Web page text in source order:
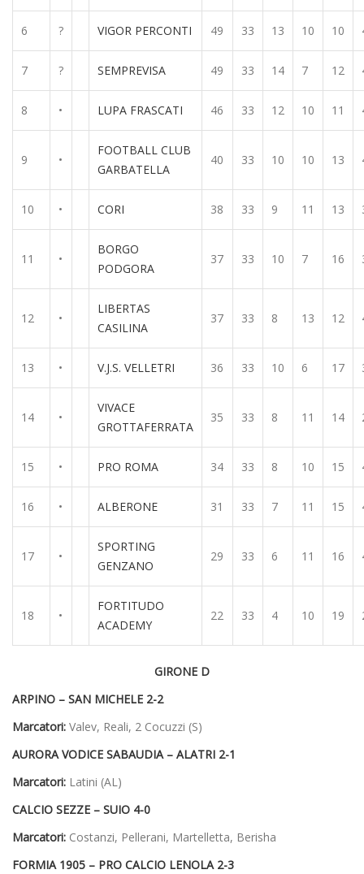
6 ? VIGOR PERCONTI 49 33 13 10 10
7 ? SEMPREVISA 49 33 14 7 12
8 • LUPA FRASCATI 46 33 12 10 11
9 •
FOOTBALL CLUB
GARBATELLA
40 33 10 10 13
10 • CORI 38 33 9 11 13
11 •
BORGO
PODGORA
37 33 10 7 16
12 •
LIBERTAS
CASILINA
37 33 8 13 12
13 • V.J.S. VELLETRI 36 33 10 6 17
14 •
VIVACE
GROTTAFERRATA
35 33 8 11 14
15 • PRO ROMA 34 33 8 10 15
16 • ALBERONE 31 33 7 11 15
17 •
SPORTING
GENZANO
29 33 6 11 16
18 •
FORTITUDO
ACADEMY
22 33 4 10 19
GIRONE D
ARPINO – SAN MICHELE 2-2
Marcatori: Valev, Reali, 2 Cocuzzi (S)
AURORA VODICE SABAUDIA – ALATRI 2-1
Marcatori: Latini (AL)
CALCIO SEZZE – SUIO 4-0
Marcatori: Costanzi, Pellerani, Martelletta, Berisha
FORMIA 1905 – PRO CALCIO LENOLA 2-3